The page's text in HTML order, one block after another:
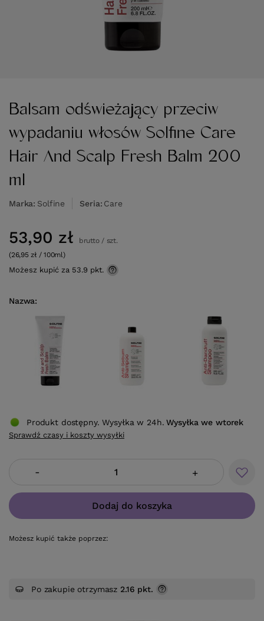
Balsam odświeżający przeciw
wypadaniu włosów Solfine Care
Hair And Scalp Fresh Balm 200
ml
Marka Solfine Seria Care
Nazwa
53,90 zł brutto/ szt.
(26,95 zł / 100ml)
Możesz kupić za 53.9 pkt.
- +
Dodaj do koszyka
Możesz kupić także poprzez:
Produkt dostępny. Wysyłka w 24h. Wysyłkawe wtorek
Sprawdź czasy i koszty wysyłki
Po zakupie otrzymasz 2.16 pkt.